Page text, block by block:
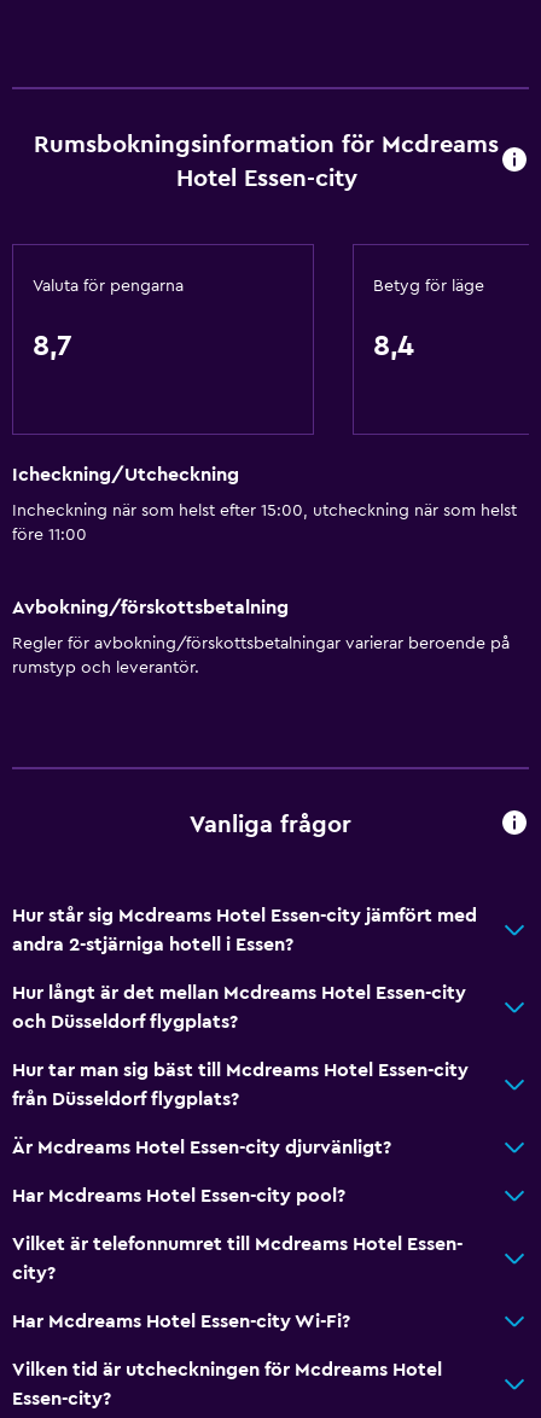
Värme
Ljudisolering
Familjerum
Sammanlänkade rum tillgängliga
Förvaring
Tillgänglighet och lämplighet
Rökning förbjuden
Husdjur får medtagas vid förfrågan. Kostnader kan
Övre våningar nås med hiss
Badrum
Toalett
Dusch
Media och underhållning
Flat-screen TV
Parkering och transport
Parkering
Rumsbokningsinformation för Mcdreams
Hotel Essen-city
Valuta för pengarna
8,7
Betyg för läge
8,4
Icheckning/Utcheckning
Incheckning när som helst efter 15:00, utcheckning när som helst
före 11:00
Avbokning/förskottsbetalning
Regler för avbokning/förskottsbetalningar varierar beroende på
rumstyp och leverantör.
Vanliga frågor
Hur står sig Mcdreams Hotel Essen-city jämfört med
andra 2-stjärniga hotell i Essen?
Hur långt är det mellan Mcdreams Hotel Essen-city
och Düsseldorf flygplats?
Hur tar man sig bäst till Mcdreams Hotel Essen-city
från Düsseldorf flygplats?
Är Mcdreams Hotel Essen-city djurvänligt?
Har Mcdreams Hotel Essen-city pool?
Vilket är telefonnumret till Mcdreams Hotel Essen-
city?
Har Mcdreams Hotel Essen-city Wi-Fi?
Vilken tid är utcheckningen för Mcdreams Hotel
Essen-city?